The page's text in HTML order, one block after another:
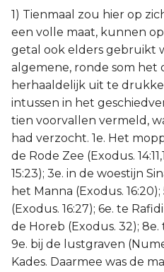
1) Tienmaal zou hier op
een volle maat, kunnen
getal ook elders gebruikt
algemene, ronde som het
herhaaldelijk uit te
intussen in het
tien voorvallen vermeld,
had verzocht. 1e. Het
de Rode Zee (Exodus.
15:23); 3e. in de woestijn
het Manna (Exodus.
(Exodus. 16:27); 6e. te
de Horeb (Exodus. 32); 8e.
9e. bij de lustgraven
Kades. Daarmee was de